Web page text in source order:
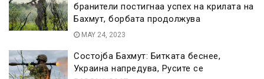
бранители постигнаа успех на крилата на
Бахмут, борбата продолжува
MAY 24, 2023
Состојба Бахмут: Битката беснее,
Украина напредува, Русите се